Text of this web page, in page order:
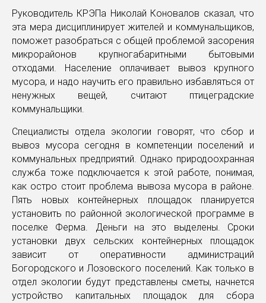
Руководитель КРЭПа Николай Коновалов сказал, что
эта мера дисциплинирует жителей и коммунальщиков,
поможет разобраться с общей проблемой засорения
микрорайонов крупногабаритными бытовыми
отходами. Население оплачивает вывоз крупного
мусора, и надо научить его правильно избавляться от
ненужных вещей, считают птицеградские
коммунальщики.
Специалисты отдела экологии говорят, что сбор и
вывоз мусора сегодня в компетенции поселений и
коммунальных предприятий. Однако природоохранная
служба тоже подключается к этой работе, понимая,
как остро стоит проблема вывоза мусора в районе.
Пять новых контейнерных площадок планируется
установить по районной экологической программе в
поселке Ферма. Деньги на это выделены. Сроки
установки двух сельских контейнерных площадок
зависит от оперативности администраций
Богородского и Лозовского поселений. Как только в
отдел экологии будут представлены сметы, начнется
устройство капитальных площадок для сбора